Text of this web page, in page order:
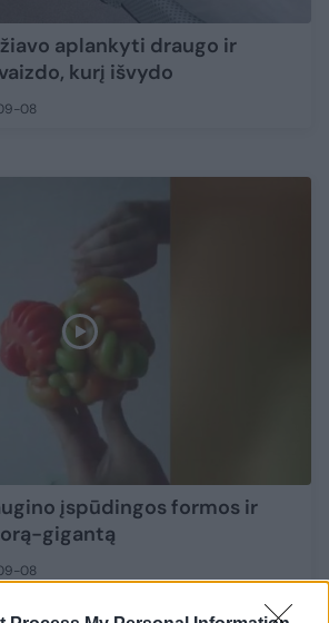
aplankyti draugo ir
kurį išvydo
08
įspūdingos formos ir
gigantą
08